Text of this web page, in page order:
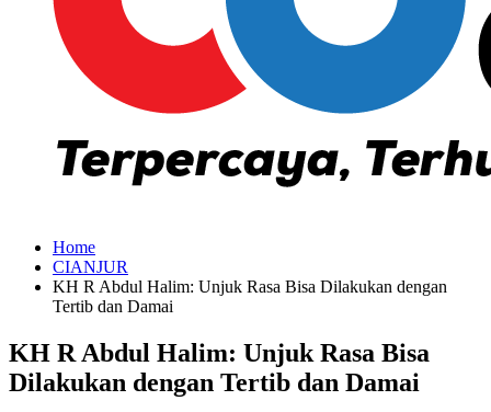
Home
CIANJUR
KH R Abdul Halim: Unjuk Rasa Bisa Dilakukan dengan
Tertib dan Damai
KH R Abdul Halim: Unjuk Rasa Bisa
Dilakukan dengan Tertib dan Damai